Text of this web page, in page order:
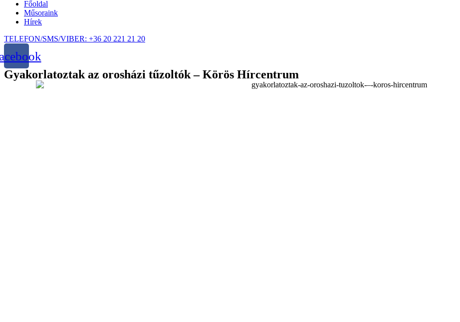
Főoldal
Műsoraink
Hírek
TELEFON/SMS/VIBER: +36 20 221 21 20
Gyakorlatoztak az orosházi tűzoltók – Körös Hírcentrum